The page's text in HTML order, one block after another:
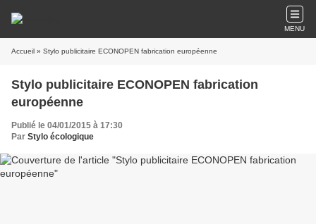
MENU
Accueil » Stylo publicitaire ECONOPEN fabrication européenne
Stylo publicitaire ECONOPEN fabrication
européenne
Publié le 04/01/2015 à 17:30
Par Stylo écologique